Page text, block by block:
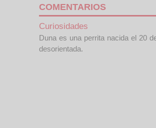
COMENTARIOS
Curiosidades
Duna es una perrita nacida el 20
desorientada.